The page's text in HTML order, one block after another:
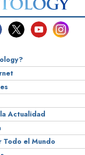
Actualidad
Todo el Mundo